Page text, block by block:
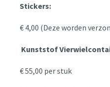
Stickers:
€ 4,00 (Deze worden
Kunststof
€ 55,00 per stuk